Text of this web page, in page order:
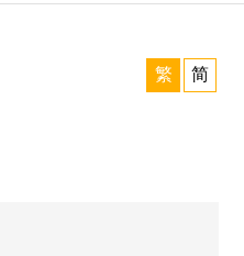
繁 简